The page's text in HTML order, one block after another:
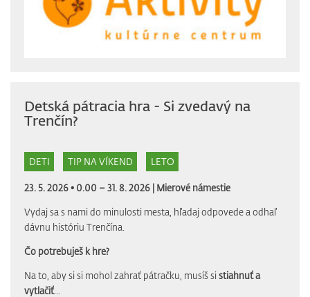
Detská pátracia hra - Si zvedavý na
Trenčín?
DETI TIP NA VÍKEND LETO
23. 5. 2026 • 0.00 – 31. 8. 2026 | Mierové námestie
Vydaj sa s nami do minulosti mesta, hľadaj odpovede a odhaľ
dávnu históriu Trenčína.
Čo potrebuješ k hre?
Na to, aby si si mohol zahrať pátračku, musíš sistiahnuť a
vytlačiť...